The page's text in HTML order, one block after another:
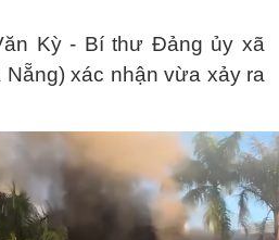
Kỳ - Bí thư Đảng ủy xã
xác nhận vừa xảy ra